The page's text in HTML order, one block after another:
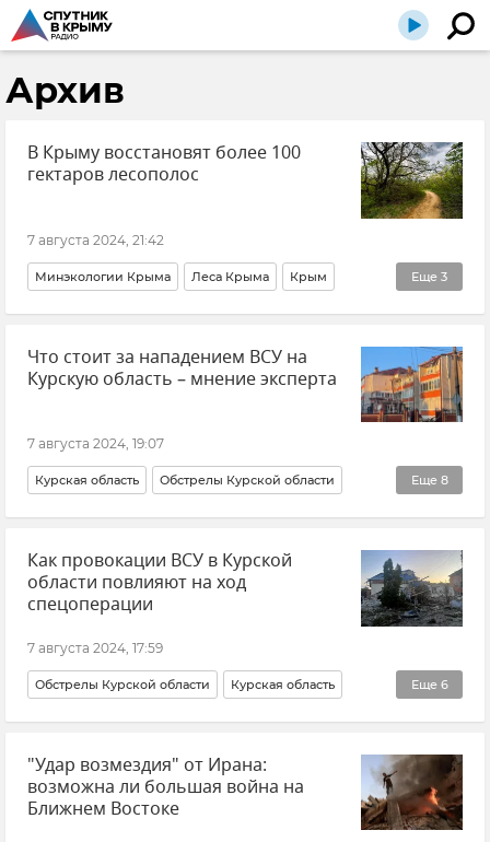
Архив
В Крыму восстановят более 100
гектаров лесополос
7 августа 2024, 21:42
Еще 3
Минэкологии Крыма Леса Крыма Крым
Природа Экология Совет министров РК
Что стоит за нападением ВСУ на
Курскую область – мнение эксперта
7 августа 2024, 19:07
Еще 8
Курская область Обстрелы Курской области
Обстрелы ВСУ Происшествия Мнения
Алексей Живов Безопасность Энергодар
ЗАЭС (Запорожская атомная электростанция)
Как провокации ВСУ в Курской
области повлияют на ход
спецоперации
7 августа 2024, 17:59
Еще 6
Обстрелы Курской области Курская область
Происшествия Мнения Общество
Безопасность Обстрелы ВСУ
ВСУ (Вооруженные силы Украины)
"Удар возмездия" от Ирана:
возможна ли большая война на
Ближнем Востоке